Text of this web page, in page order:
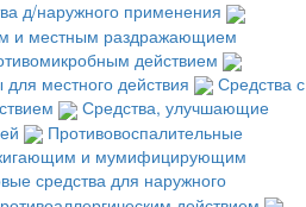
д/наружного применения
и местным раздражающием
действием
местного действия
Средства с
Средства, улучшающие
Противовоспалительные
и мумифицирующим
средства для наружного